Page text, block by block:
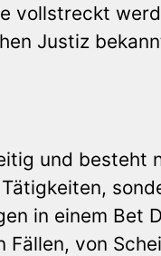
vollstreckt
Justiz
und besteht
in einem Bet
von